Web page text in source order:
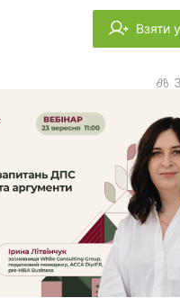
Взяти